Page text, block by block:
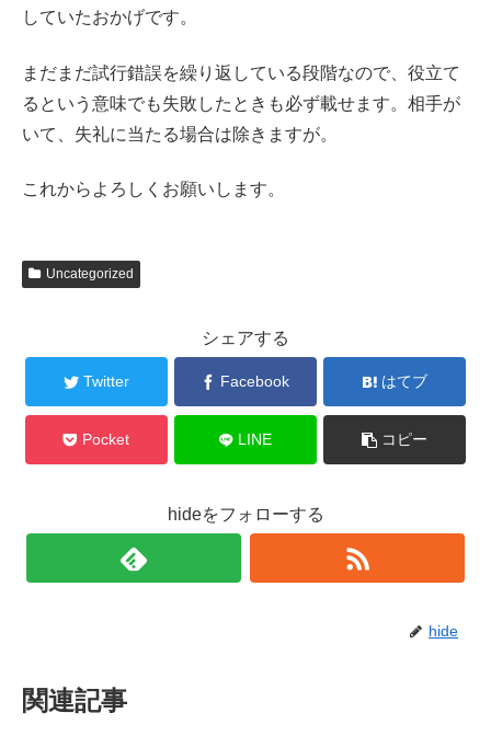
していたおかげです。
まだまだ試行錯誤を繰り返している段階なので、役立て
るという意味でも失敗したときも必ず載せます。相手が
いて、失礼に当たる場合は除きますが。
これからよろしくお願いします。
Uncategorized
シェアする
Twitter Facebook はてブ
Pocket LINE コピー
hideをフォローする
hide
関連記事